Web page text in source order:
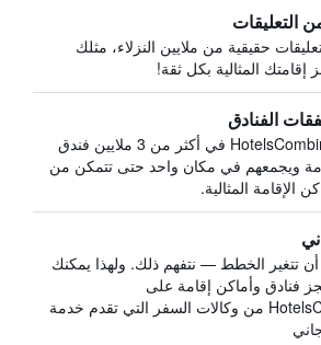
التعليقات
حقيقية من ملايين النزلاء، مثلك
إقامتك المثالية بكل ثقة!
الفنادق
يبحث HotelsCombined في أكثر من 3 ملايين فندق
ويجمعهم في مكان واحد حتى تتمكن من
الإقامة المثالية.
أن تتغير الخطط — نتفهم ذلك. ولهذا يمكنك
فنادق وأماكن إقامة على
HotelsCombined من وكالات السفر التي تقدم خدمة